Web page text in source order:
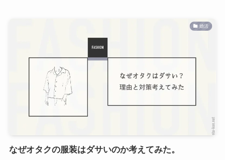
婚活
なぜオタクの服装はダサいのか考えてみた。